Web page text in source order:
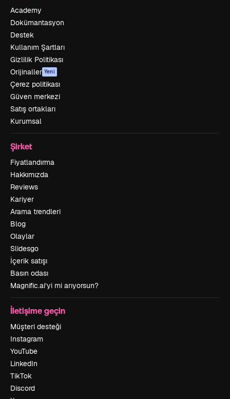
Academy
Dokümantasyon
Destek
Kullanım Şartları
Gizlilik Politikası
Orijinaller Yeni
Çerez politikası
Güven merkezi
Satış ortakları
Kurumsal
Şirket
Fiyatlandırma
Hakkımızda
Reviews
Kariyer
Arama trendleri
Blog
Olaylar
Slidesgo
İçerik satışı
Basın odası
Magnific.ai’yi mi arıyorsun?
İletişime geçin
Müşteri desteği
Instagram
YouTube
LinkedIn
TikTok
Discord